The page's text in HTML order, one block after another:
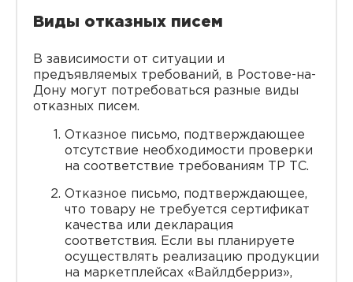
Виды отказных писем
В зависимости от ситуации и
предъявляемых требований, в Ростове-на-
Дону могут потребоваться разные виды
отказных писем.
Отказное письмо, подтверждающее
отсутствие необходимости проверки
на соответствие требованиям ТР ТС.
Отказное письмо, подтверждающее,
что товару не требуется сертификат
качества или декларация
соответствия. Если вы планируете
осуществлять реализацию продукции
на маркетплейсах «Вайлдберриз»,